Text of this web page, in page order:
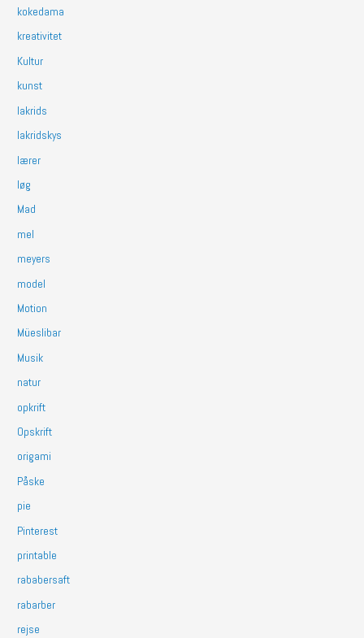
kokedama
kreativitet
Kultur
kunst
lakrids
lakridskys
lærer
løg
Mad
mel
meyers
model
Motion
Müeslibar
Musik
natur
opkrift
Opskrift
origami
Påske
pie
Pinterest
printable
rababersaft
rabarber
rejse